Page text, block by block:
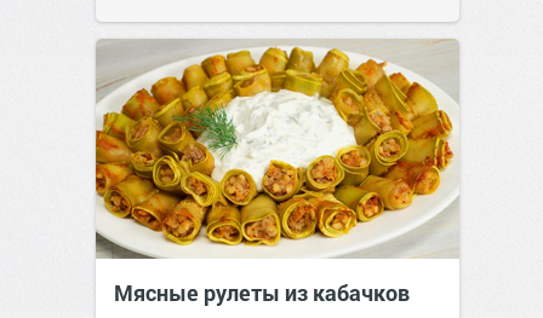
Мясные рулеты из кабачков